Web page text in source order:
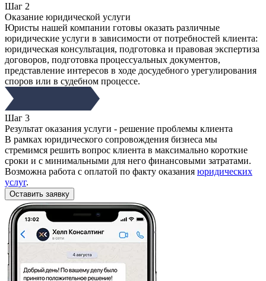
Шаг 2
Оказание юридической услуги
Юристы нашей компании готовы оказать различные
юридические услуги в зависимости от потребностей клиента:
юридическая консультация, подготовка и правовая экспертиза
договоров, подготовка процессуальных документов,
представление интересов в ходе досудебного урегулирования
споров или в судебном процессе.
Шаг 3
Результат оказания услуги - решение проблемы клиента
В рамках юридического сопровождения бизнеса мы
стремимся решить вопрос клиента в максимально короткие
сроки и с минимальными для него финансовыми затратами.
Возможна работа с оплатой по факту оказания юридических
услуг.
Оставить заявку